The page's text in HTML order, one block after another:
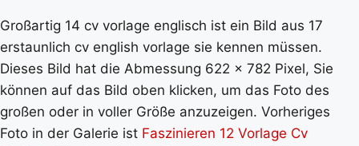
Großartig 14 cv vorlage englisch ist ein Bild aus 17
erstaunlich cv english vorlage sie kennen müssen.
Dieses Bild hat die Abmessung 622 x 782 Pixel, Sie
können auf das Bild oben klicken, um das Foto des
großen oder in voller Größe anzuzeigen. Vorheriges
Foto in der Galerie ist Faszinieren 12 Vorlage Cv